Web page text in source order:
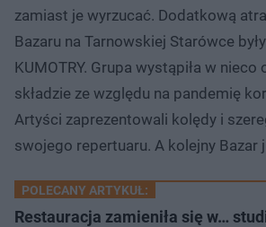
zamiast je wyrzucać. Dodatkową
Bazaru na Tarnowskiej Starówce
KUMOTRY. Grupa wystąpiła w nieco
składzie ze względu na pandemię
Artyści zaprezentowali kolędy i
swojego repertuaru. A kolejny Bazar
POLECANY ARTYKUŁ:
Restauracja zamieniła się w…